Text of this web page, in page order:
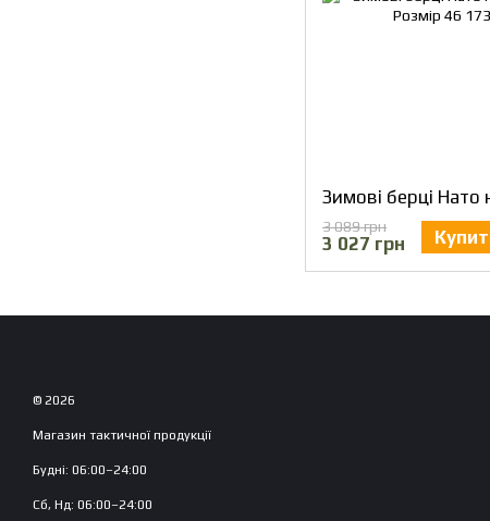
3 089 грн
3 027 грн
© 2026
Магазин тактичної продукції
Будні: 06:00–24:00
Сб, Нд: 06:00–24:00